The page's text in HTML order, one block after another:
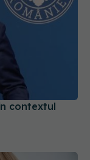
contextul